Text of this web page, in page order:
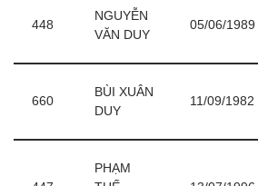
448
NGUYỄN
VĂN DUY
05/06/1989
660
BÙI XUÂN
DUY
11/09/1982
PHẠM